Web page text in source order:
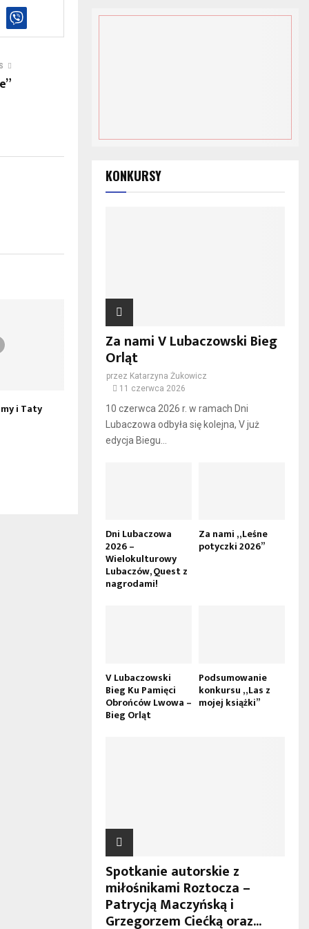
i Taty CPCD – Nasza Polska Jesień Historia Straży
terenie powiatu
lubaczowskiego
KONKURSY
Za nami V Lubaczowski Bieg
Orląt
przez Katarzyna Żukowicz
11 czerwca 2026
10 czerwca 2026 r. w ramach Dni
Lubaczowa odbyła się kolejna, V już
edycja Biegu...
Dni Lubaczowa
2026 –
Wielokulturowy
Lubaczów, Quest z
nagrodami!
Za nami „Leśne
potyczki 2026”
V Lubaczowski
Bieg Ku Pamięci
Obrońców Lwowa –
Bieg Orląt
Podsumowanie
konkursu „Las z
mojej książki”
Spotkanie autorskie z
miłośnikami Roztocza –
Patrycją Maczyńską i
Grzegorzem Ciećką oraz...